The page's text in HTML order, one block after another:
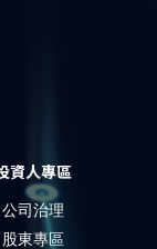
資人專區
公司治理
股東專區